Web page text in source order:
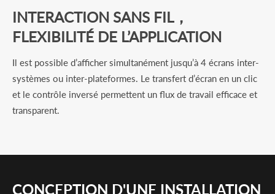
INTERACTION SANS FIL，
FLEXIBILITÉ DE L’APPLICATION
Il est possible d’afficher simultanément jusqu’à 4 écrans inter-
systèmes ou inter-plateformes. Le transfert d’écran en un clic
et le contrôle inversé permettent un flux de travail efficace et
transparent.
CONCEPTION D'UNE INSTALLATION